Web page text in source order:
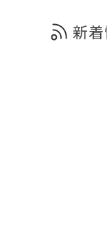
新